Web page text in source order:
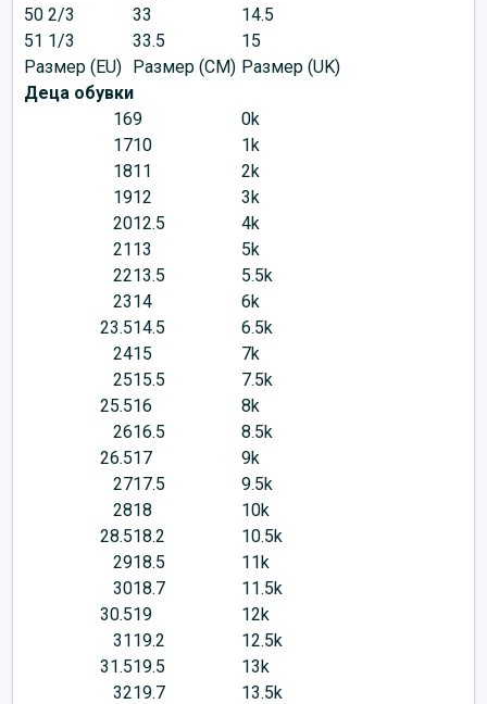
50 2/3
33
14.5
51 1/3
33.5
15
Размер (EU) Размер (CM) Размер (UK)
Деца обувки
169
0k
1710
1k
1811
2k
1912
3k
2012.5
4k
2113
5k
2213.5
5.5k
2314
6k
23.514.5
6.5k
2415
7k
2515.5
7.5k
25.516
8k
2616.5
8.5k
26.517
9k
2717.5
9.5k
2818
10k
28.518.2
10.5k
2918.5
11k
3018.7
11.5k
30.519
12k
3119.2
12.5k
31.519.5
13k
3219.7
13.5k